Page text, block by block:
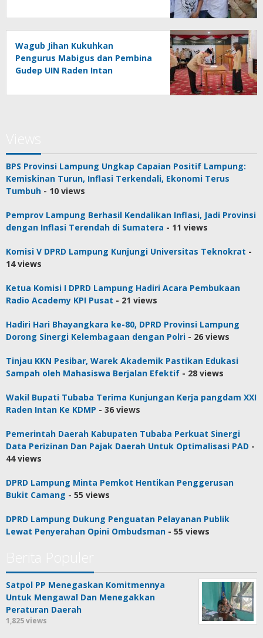
Wagub Jihan Kukuhkan
Pengurus Mabigus dan Pembina
Gudep UIN Raden Intan
BPS Provinsi Lampung Ungkap Capaian Positif Lampung:
Kemiskinan Turun, Inflasi Terkendali, Ekonomi Terus
Tumbuh - 10 views
Pemprov Lampung Berhasil Kendalikan Inflasi, Jadi Provinsi
dengan Inflasi Terendah di Sumatera - 11 views
Komisi V DPRD Lampung Kunjungi Universitas Teknokrat -
14 views
Ketua Komisi I DPRD Lampung Hadiri Acara Pembukaan
Radio Academy KPI Pusat - 21 views
Hadiri Hari Bhayangkara ke-80, DPRD Provinsi Lampung
Dorong Sinergi Kelembagaan dengan Polri - 26 views
Tinjau KKN Pesibar, Warek Akademik Pastikan Edukasi
Sampah oleh Mahasiswa Berjalan Efektif - 28 views
Wakil Bupati Tubaba Terima Kunjungan Kerja pangdam XXI
Raden Intan Ke KDMP - 36 views
Pemerintah Daerah Kabupaten Tubaba Perkuat Sinergi
Data Perizinan Dan Pajak Daerah Untuk Optimalisasi PAD -
44 views
DPRD Lampung Minta Pemkot Hentikan Penggerusan
Bukit Camang - 55 views
DPRD Lampung Dukung Penguatan Pelayanan Publik
Lewat Penyerahan Opini Ombudsman - 55 views
Satpol PP Menegaskan Komitmennya
Untuk Mengawal Dan Menegakkan
Peraturan Daerah
1,825 views